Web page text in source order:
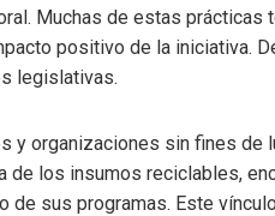
Muchas de estas
positivo de la iniciativa.
legislativas.
y organizaciones sin fines
de los insumos reciclables,
de sus programas. Este